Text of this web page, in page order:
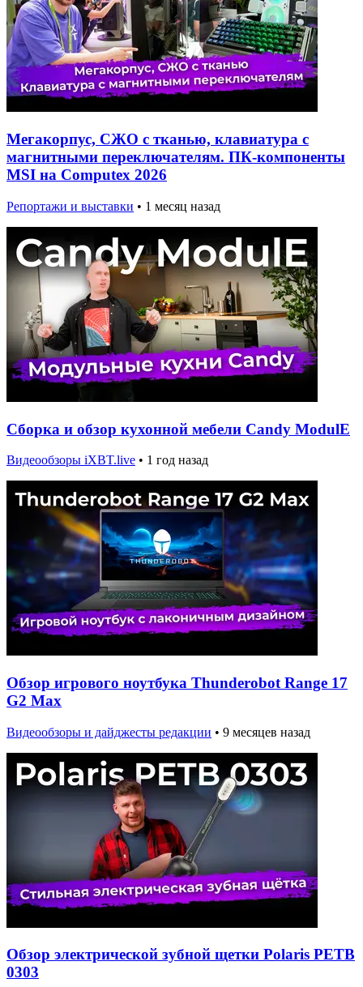
Мегакорпус, СЖО с тканью, клавиатура с
магнитными переключателям. ПК-компоненты
MSI на Computex 2026
Репортажи и выставки • 1 месяц назад
Сборка и обзор кухонной мебели Candy ModulE
Видеообзоры iXBT.live • 1 год назад
Обзор игрового ноутбука Thunderobot Range 17
G2 Max
Видеообзоры и дайджесты редакции • 9 месяцев назад
Обзор электрической зубной щетки Polaris PETB
0303